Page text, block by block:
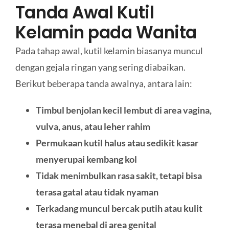
Tanda Awal Kutil
Kelamin pada Wanita
Pada tahap awal, kutil kelamin biasanya muncul
dengan gejala ringan yang sering diabaikan.
Berikut beberapa tanda awalnya, antara lain:
Timbul benjolan kecil lembut di area vagina,
vulva, anus, atau leher rahim
Permukaan kutil halus atau sedikit kasar
menyerupai kembang kol
Tidak menimbulkan rasa sakit, tetapi bisa
terasa gatal atau tidak nyaman
Terkadang muncul bercak putih atau kulit
terasa menebal di area genital